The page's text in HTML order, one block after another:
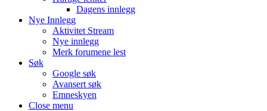
Dagens innlegg
Nye Innlegg
Aktivitet Stream
Nye innlegg
Merk forumene lest
Søk
Google søk
Avansert søk
Emneskyen
Close menu